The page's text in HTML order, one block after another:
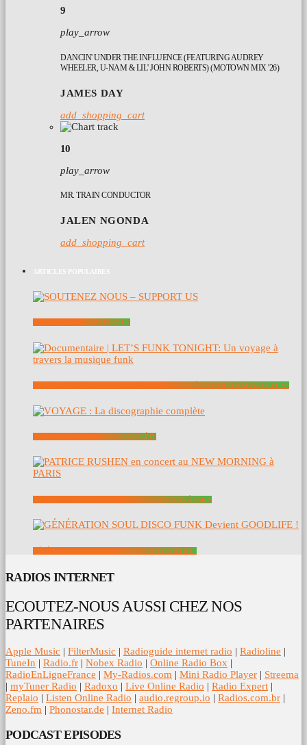
9
play_arrow
DANCIN' UNDER THE INFLUENCE (FEATURING AUDREY
WHEELER, U-NAM & LIL' JOHN ROBERTS) (MOTOWN MIX '26)
JAMES DAY
add_shopping_cart
10
play_arrow
MR. TRAIN CONDUCTOR
JALEN NGONDA
add_shopping_cart
ARTICLES POPULAIRES
SOUTENEZ NOUS – SUPPORT US
DOCUMENTAIRE | LET’S FUNK TONIGHT: UN VOYAGE À TRAVERS LA MUSIQUE FUNK
VOYAGE : LA DISCOGRAPHIE COMPLÈTE
PATRICE RUSHEN EN CONCERT AU NEW MORNING À PARIS
GÉNÉRATION SOUL DISCO FUNK DEVIENT GOODLIFE !
RADIOS INTERNET
ECOUTEZ-NOUS AUSSI CHEZ NOS
PARTENAIRES
Apple Music | FilterMusic | Radioguide internet radio | Radioline |
TuneIn | Radio.fr | Nobex Radio | Online Radio Box |
RadioEnLigneFrance | My-Radios.com | Mini Radio Player | Streema
| myTuner Radio | Radoxo | Live Online Radio | Radio Expert |
Replaio | Listen Online Radio | audio.regroup.io | Radios.com.br |
Zeno.fm | Phonostar.de | Internet Radio
PODCAST EPISODES